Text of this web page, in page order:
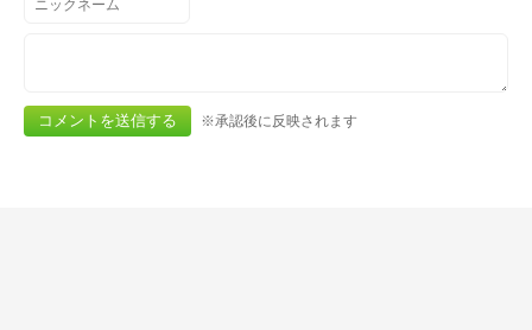
※承認後に反映されます